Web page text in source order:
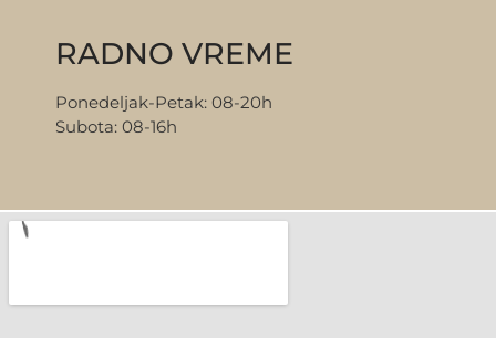
RADNO VREME
Ponedeljak-Petak: 08-20h
Subota: 08-16h